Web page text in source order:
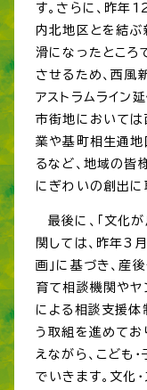
す。さらに、昨年
内北地区とを結
滑になったところ
させるため、西風
アストラムライン
市街地において
業や基町相生通
るなど、地域の皆
にぎわいの創出に
最後に、「文化
関しては、昨年3
画」に基づき、産
育て相談機関やヤ
による相談支援体
う取組を進めてお
えながら、こども
でいきます。文化